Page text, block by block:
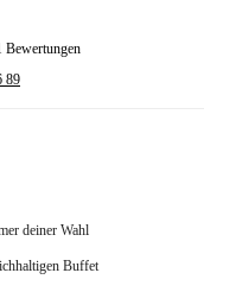
Bewertungen
89
deiner Wahl
Buffet